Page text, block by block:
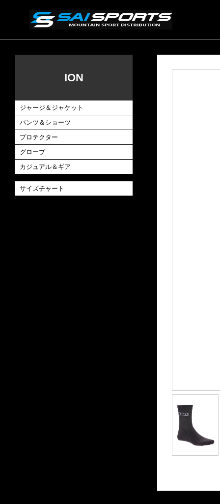
ION
ジャージ＆ジャケット
パンツ＆ショーツ
プロテクター
グローブ
カジュアル＆ギア
サイズチャート